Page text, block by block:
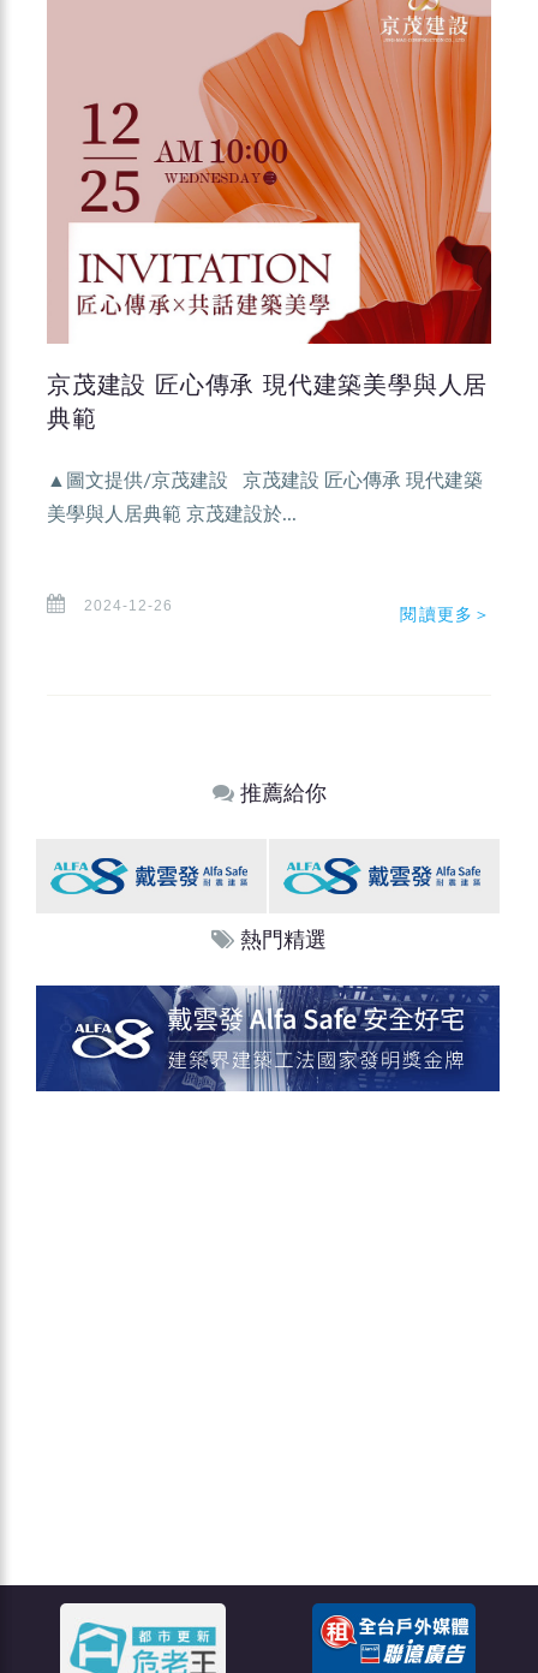
京茂建設 匠心傳承 現代建築美學與人居
典範
▲圖文提供/京茂建設 京茂建設 匠心傳承 現代建築
美學與人居典範 京茂建設於...
2024-12-26 閱讀更多＞
推薦給你
熱門精選